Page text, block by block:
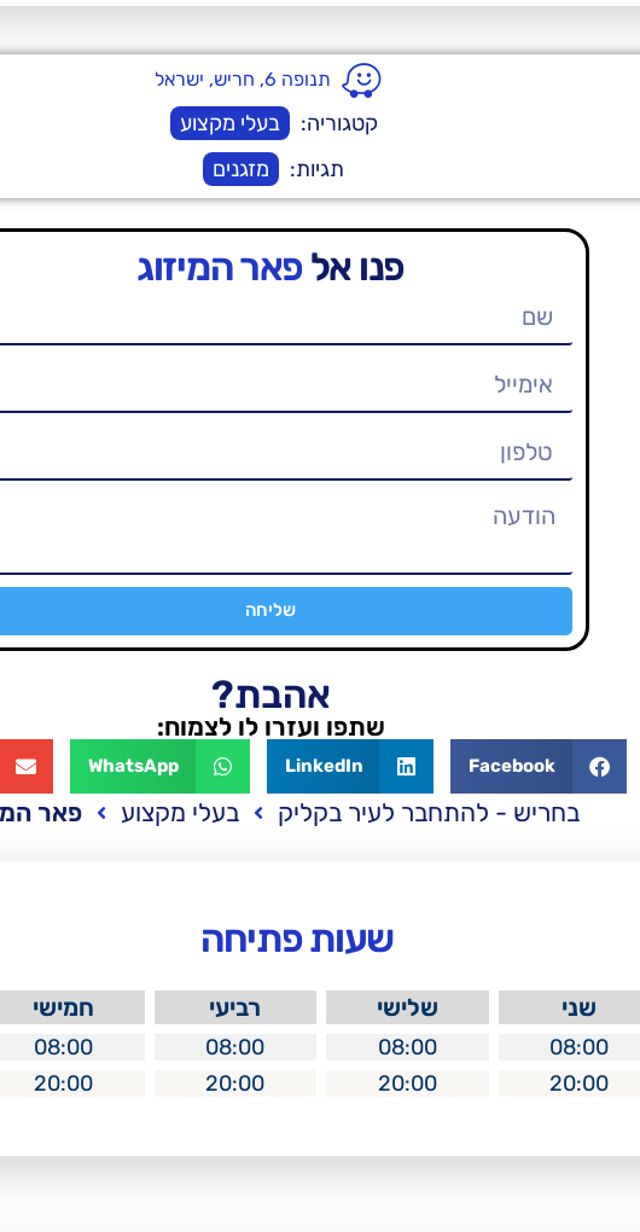
תנופה 6, חריש, ישראל
קטגוריה:
בעלי מקצוע
תגיות:
מזגנים
פנו אלפאר המיזוג
שליחה
אהבת?
שתפו ועזרו לו לצמוח:
Facebook
LinkedIn
WhatsApp
בחריש - להתחבר לעיר בקליק בעלי מקצוע פאר
שעות פתיחה
שני שלישי רביעי חמישי
08:00
08:00
08:00
08:00
20:00
20:00
20:00
20:00